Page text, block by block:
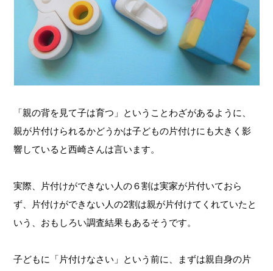
「親の背を見て子は育つ」ということわざがあるように、
親が片付けられるかどうかは子どもの片付けにも大きく影
響していると西崎さんは言います。
実際、片付けができない人の６割は実家が片付いておら
ず、片付けができない人の2割は親が片付けてくれていたと
いう、おもしろい調査結果もあるそうです。
子どもに「片付けなさい」という前に、まずは親自身の片